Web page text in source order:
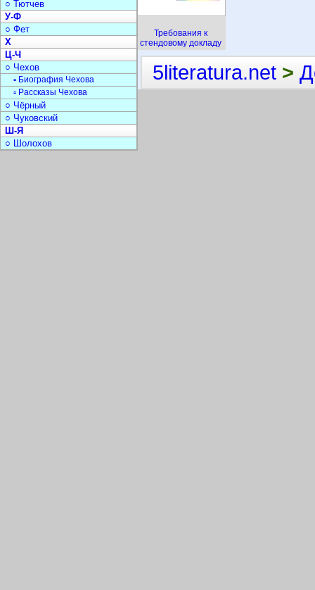
Требования к
стендовому докладу
○ Тютчев
У-Ф
○ Фет
Х
Ц-Ч
○ Чехов
▫ Биография Чехова
▫ Рассказы Чехова
○ Чёрный
○ Чуковский
Ш-Я
○ Шолохов
5literatura.net >